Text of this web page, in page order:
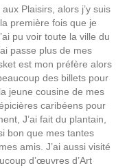
Plaisirs, alors j’y suis
première fois que je
pu voir toute la ville du
passe plus de mes
est mon préfère alors
des billets pour
jeune cousine de mes
caribéens pour
J’ai fait du plantain,
bon que mes tantes
amis. J’ai aussi visité
d’œuvres d’Art